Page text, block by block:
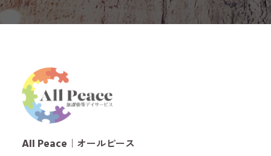
All Peace ｜オールピース